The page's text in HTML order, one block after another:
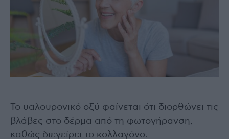
Το υαλουρονικό οξύ φαίνεται ότι διορθώνει τις
βλάβες στο δέρμα από τη φωτογήρανση,
καθώς διεγείρει το κολλαγόνο.